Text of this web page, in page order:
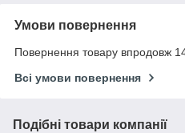
Умови повернення
Повернення товару впродовж
Всі умови повернення
Подібні товари компанії